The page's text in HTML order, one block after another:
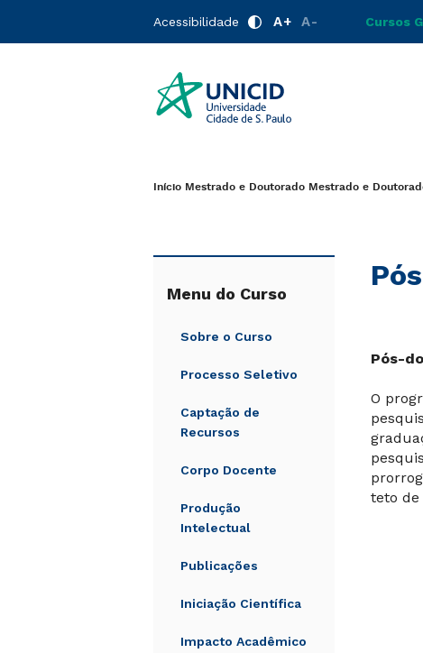
Acessibilidade A+ A- Cursos
Início Mestrado e Doutorado Mestrado e
Menu do Curso
Sobre o Curso
Processo Seletivo
Captação de
Recursos
Corpo Docente
Produção
Intelectual
Publicações
Iniciação Científica
Impacto Acadêmico
Pós-
O
teto de